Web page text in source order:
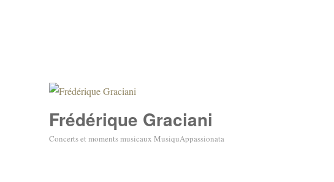
Frédérique Graciani
Concerts et moments musicaux MusiquAppassionata